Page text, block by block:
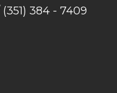
(351) 384 - 7409